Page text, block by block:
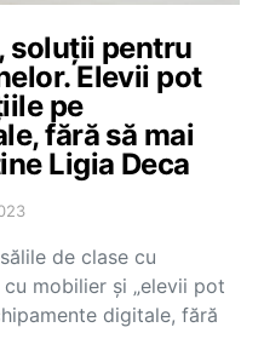
soluții pentru
Elevii pot
pe
fără să mai
Ligia Deca
de clase cu
mobilier și „elevii pot
digitale, fără